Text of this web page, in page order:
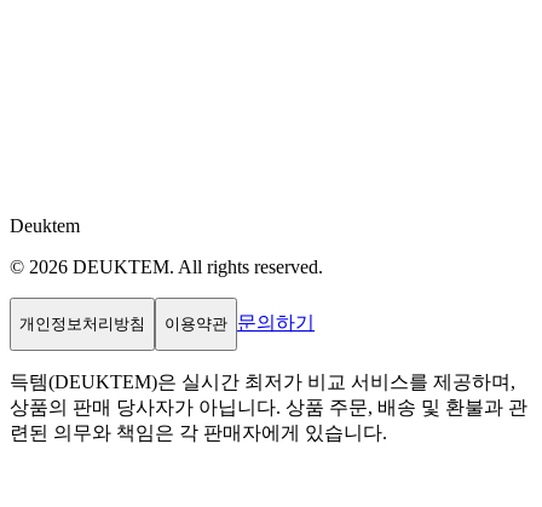
Deuktem
© 2026 DEUKTEM. All rights reserved.
개인정보처리방침 이용약관 문의하기
득템(DEUKTEM)은 실시간 최저가 비교 서비스를 제공하며,
상품의 판매 당사자가 아닙니다. 상품 주문, 배송 및 환불과 관
련된 의무와 책임은 각 판매자에게 있습니다.